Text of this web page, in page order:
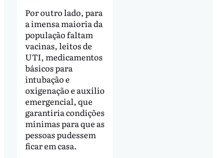
Por outro lado, para
a imensa maioria da
população faltam
vacinas, leitos de
UTI, medicamentos
básicos para
intubação e
oxigenação e auxílio
emergencial, que
garantiria condições
mínimas para que as
pessoas pudessem
ficar em casa.